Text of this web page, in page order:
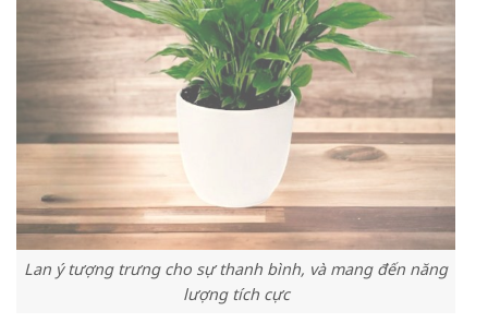
Lan ý tượng trưng cho sự thanh bình, và mang đến năng
lượng tích cực